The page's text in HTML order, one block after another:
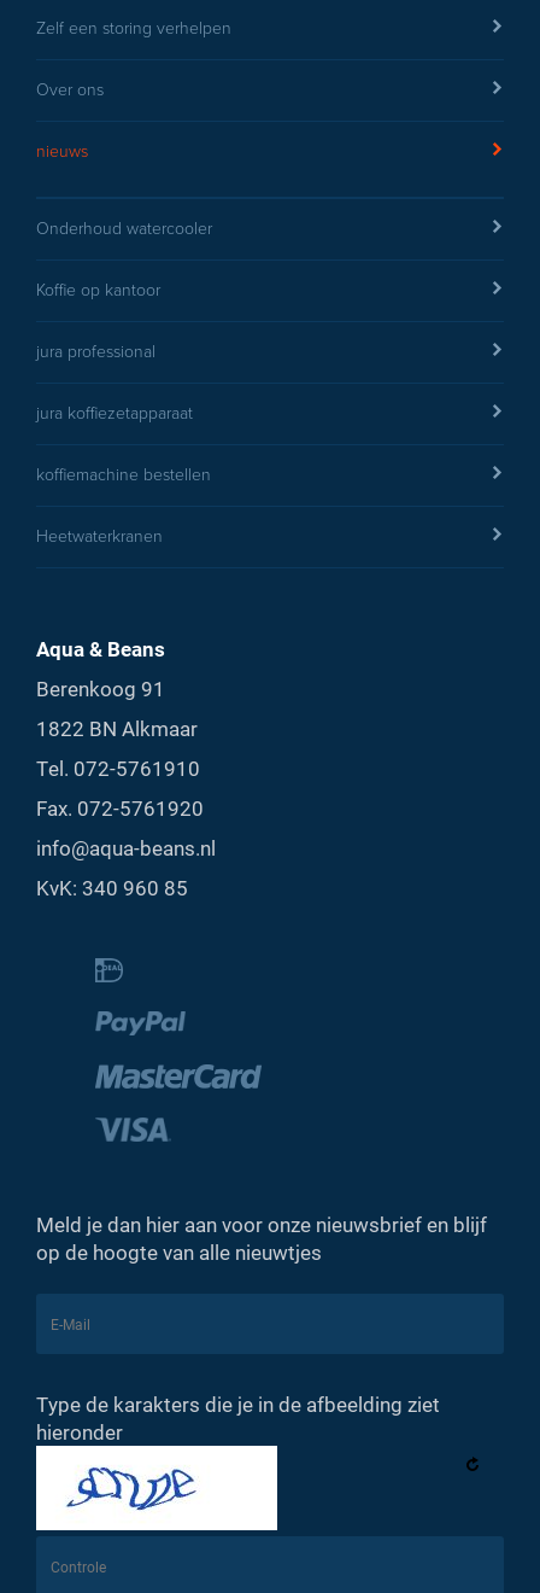
Zelf een storing verhelpen
Over ons
nieuws
Onderhoud watercooler
Koffie op kantoor
jura professional
jura koffiezetapparaat
koffiemachine bestellen
Heetwaterkranen
Aqua & Beans
Berenkoog 91
1822 BN Alkmaar
Tel. 072-5761910
Fax. 072-5761920
info@aqua-beans.nl
KvK: 340 960 85
Meld je dan hier aan voor onze nieuwsbrief en blijf
op de hoogte van alle nieuwtjes
Type de karakters die je in de afbeelding ziet
hieronder